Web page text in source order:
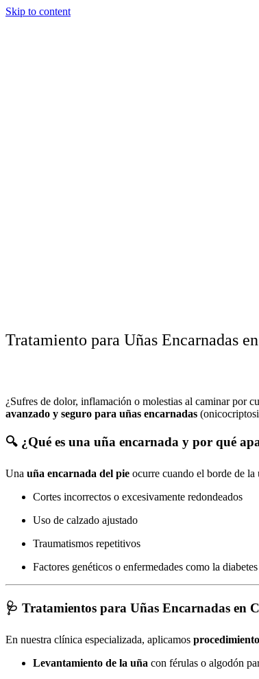
Skip to content
Tratamiento para Uñas Encarnadas
¿Sufres de dolor, inflamación o molestias al caminar por
avanzado y seguro para uñas encarnadas
🔍 ¿Qué es una uña encarnada y por qué
Una uña encarnada del pie ocurre cuando el borde de
Cortes incorrectos o excesivamente redondeados
Uso de calzado ajustado
Traumatismos repetitivos
Factores genéticos o enfermedades como la diabetes
🩺 Tratamientos para Uñas Encarnadas en
En nuestra clínica especializada, aplicamos
Levantamiento de la uña con férulas o algodón